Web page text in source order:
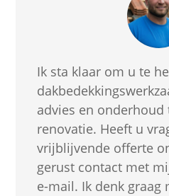
Ik sta klaar om u te
advies en
renovatie. Heeft u
vrijblijvende offerte
gerust contact met
e-mail. Ik denk graag